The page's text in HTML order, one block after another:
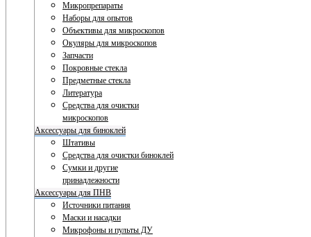
Микропрепараты
Наборы для опытов
Объективы для микроскопов
Окуляры для микроскопов
Запчасти
Покровные стекла
Предметные стекла
Литература
Средства для очистки
микроскопов
Аксессуары для биноклей
Штативы
Средства для очистки биноклей
Сумки и другие
принадлежности
Аксессуары для ПНВ
Источники питания
Маски и насадки
Микрофоны и пульты ДУ